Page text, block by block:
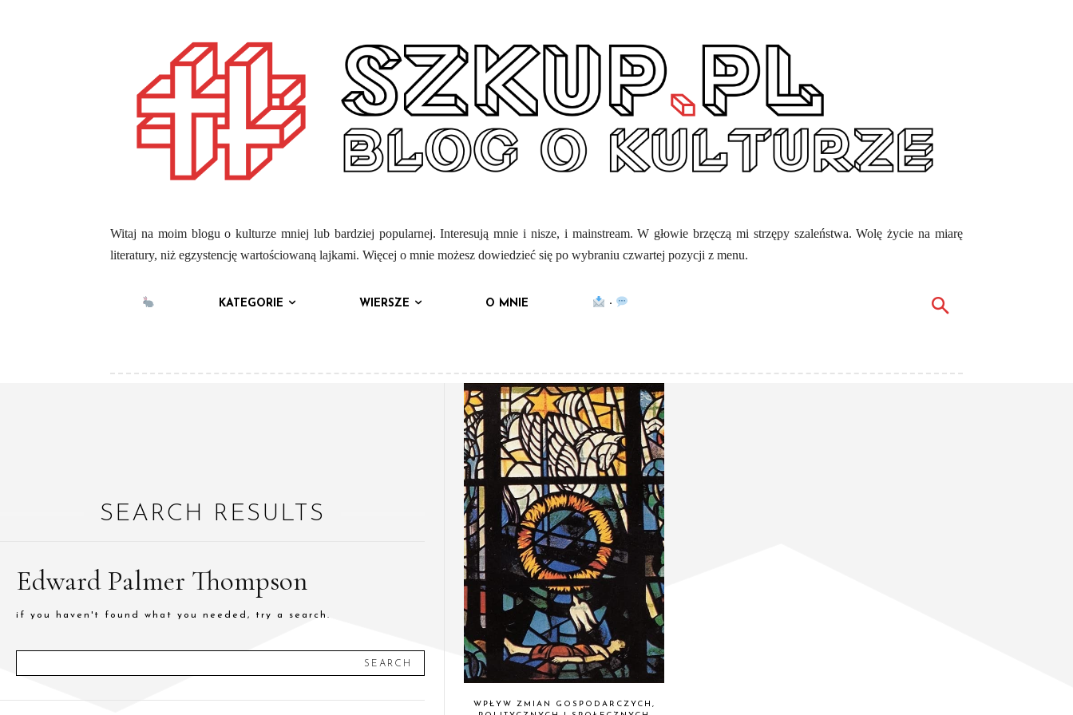
Witaj na moim blogu o kulturze mniej lub bardziej popularnej. Interesują mnie i nisze, i mainstream. W głowie brzęczą mi strzępy szaleństwa. Wolę życie na miarę
literatury, niż egzystencję wartościowaną lajkami. Więcej o mnie możesz dowiedzieć się po wybraniu czwartej pozycji z menu.
KATEGORIE WIERSZE O MNIE ·
SEARCH RESULTS
Edward Palmer Thompson
if you haven't found what you needed, try a search.
SEARCH
WPŁYW ZMIAN GOSPODARCZYCH,